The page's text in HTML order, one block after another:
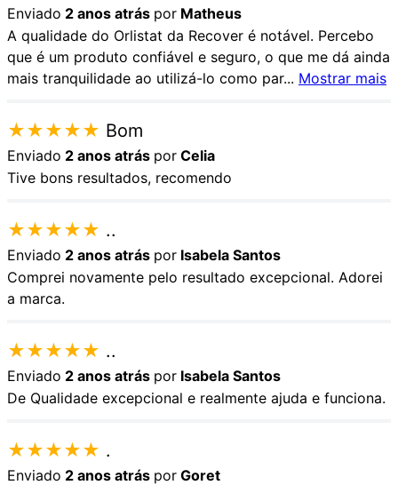
Enviado 2 anos atrás por Matheus
A qualidade do Orlistat da Recover é notável. Percebo
que é um produto confiável e seguro, o que me dá ainda
mais tranquilidade ao utilizá-lo como par... Mostrar mais
★★★★★ Bom
Enviado 2 anos atrás por Celia
Tive bons resultados, recomendo
★★★★★ ..
Enviado 2 anos atrás por Isabela Santos
Comprei novamente pelo resultado excepcional. Adorei
a marca.
★★★★★ ..
Enviado 2 anos atrás por Isabela Santos
De Qualidade excepcional e realmente ajuda e funciona.
★★★★★ .
Enviado 2 anos atrás por Goret